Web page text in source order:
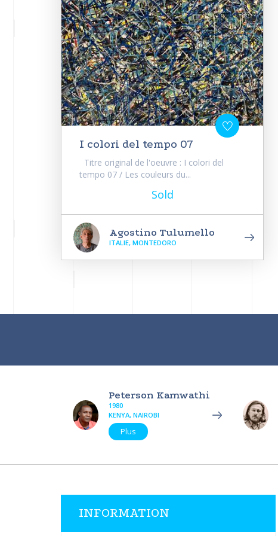
I colori del tempo 07
Titre original de l'oeuvre : I colori del
tempo 07 / Les couleurs du...
Sold
Agostino Tulumello
ITALIE, MONTEDORO
Peterson Kamwathi
1980
KENYA, NAIROBI
Plus
INFORMATION